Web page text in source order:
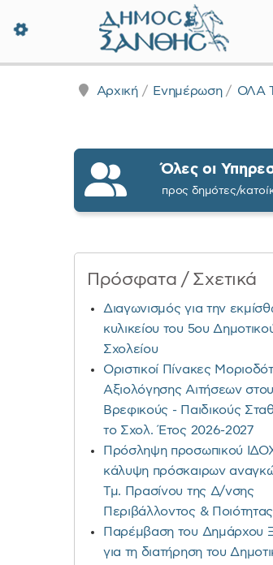
Δήμος Ξάνθης -
Αρχική Ενημέρωση ΟΛΑ
Όλες οι
προς δημότες/
Πρόσφατα / Σχετικά
Διαγωνισμός για την
κυλικείου του 5ου
Σχολείου
Οριστικοί Πίνακες
Αξιολόγησης Αιτήσεων
Βρεφικούς - Παιδικούς
το Σχολ. Έτος 2026-2027
Πρόσληψη προσωπικού
κάλυψη πρόσκαιρων
Τμ. Πρασίνου της Δ/νσης
Περιβάλλοντος &
Παρέμβαση του Δημάρχου
για τη διατήρηση του